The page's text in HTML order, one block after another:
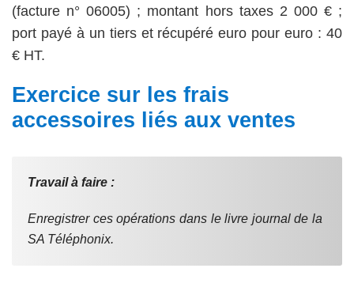
(facture n° 06005) ; montant hors taxes 2 000 € ;
port payé à un tiers et récupéré euro pour euro : 40
€ HT.
Exercice sur les frais
accessoires liés aux ventes
Travail à faire :
Enregistrer ces opérations dans le livre journal de la
SA Téléphonix.